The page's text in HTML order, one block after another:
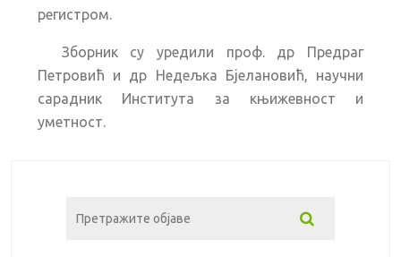
регистром.
Зборник су уредили проф. др Предраг
Петровић и др Недељка Бјелановић, научни
сарадник Института за књижевност и
уметност.